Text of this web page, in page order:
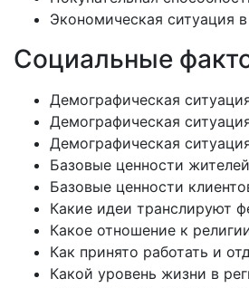
Экономическая ситуация
Социальные
Демографическая
Демографическая
Демографическая
Базовые ценности
Базовые ценности
Какие идеи транслируют
Какое отношение к
Как принято работать и
Какой уровень жизни в